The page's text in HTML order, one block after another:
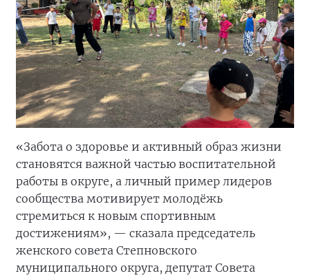
«Забота о здоровье и активный образ жизни
становятся важной частью воспитательной
работы в округе, а личный пример лидеров
сообщества мотивирует молодёжь
стремиться к новым спортивным
достижениям», — сказала председатель
женского совета Степновского
муниципального округа, депутат Совета